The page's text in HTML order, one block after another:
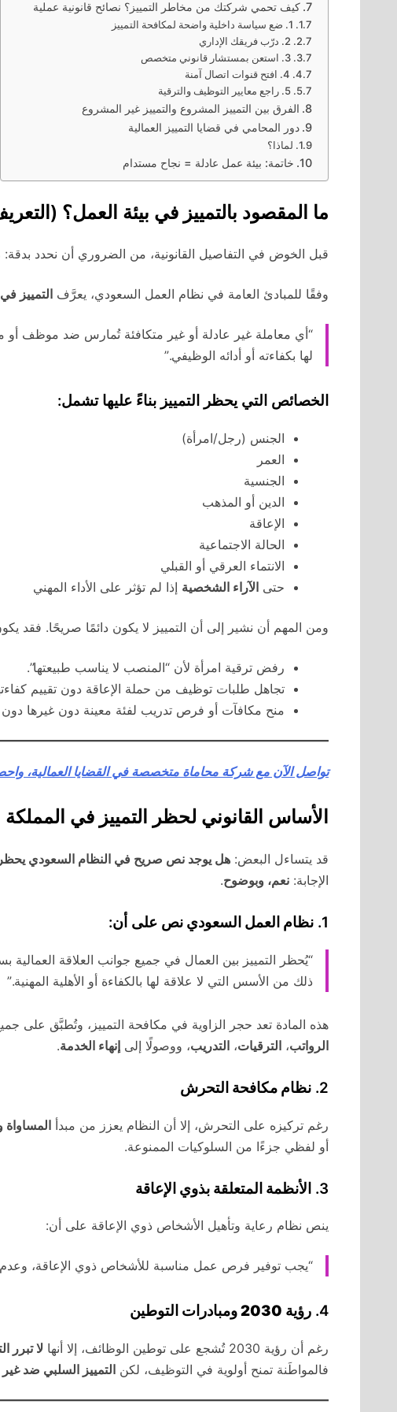
كيف تحمي شركتك من مخاطر التمييز؟ نصائح قانونية عملية
1. ضع سياسة داخلية واضحة لمكافحة التمييز
2. درّب فريقك الإداري
3. استعن بمستشار قانوني متخصص
4. افتح قنوات اتصال آمنة
5. راجع معايير التوظيف والترقية
الفرق بين التمييز المشروع والتمييز غير المشروع
دور المحامي في قضايا التمييز العمالية
لماذا؟
خاتمة: بيئة عمل عادلة = نجاح مستدام
ما المقصود بالتمييز في بيئة العمل؟
قبل الخوض في التفاصيل القانونية، من الضروري أن نحدد بدقة:
وفقًا للمبادئ العامة في نظام العمل السعودي، يعرَّف التمييز
“أي معاملة غير عادلة أو غير متكافئة تُمارس ضد موظف
لها بكفاءته أو أدائه الوظيفي.”
الخصائص التي يحظر التمييز بناءً عليها تشمل:
الجنس (رجل/امرأة)
العمر
الجنسية
الدين أو المذهب
الإعاقة
الحالة الاجتماعية
الانتماء العرقي أو القبلي
حتى الآراء الشخصية إذا لم تؤثر على الأداء المهني
ومن المهم أن نشير إلى أن التمييز لا يكون دائمًا صريحًا. فقد
رفض ترقية امرأة لأن “المنصب لا يناسب طبيعتها”.
تجاهل طلبات توظيف من حملة الإعاقة دون تقييم
منح مكافآت أو فرص تدريب لفئة معينة دون غيرها
تواصل الآن مع شركة محاماة متخصصة في القضايا العمالية،
الأساس القانوني لحظر التمييز في المملكة
قد يتساءل البعض: هل يوجد نص صريح في النظام السعودي يحظر
الإجابة: نعم، وبوضوح.
1. نظام العمل السعودي نص على أن:
“يُحظر التمييز بين العمال في جميع جوانب العلاقة العمالية
ذلك من الأسس التي لا علاقة لها بالكفاءة أو الأهلية المهنية.”
هذه المادة تعد حجر الزاوية في مكافحة التمييز، وتُطبَّق على
الرواتب، الترقيات، التدريب، ووصولًا إلى إنهاء الخدمة.
2. نظام مكافحة التحرش
رغم تركيزه على التحرش، إلا أن النظام يعزز من مبدأ
أو لفظي جزءًا من السلوكيات الممنوعة.
3. الأنظمة المتعلقة بذوي الإعاقة
ينص نظام رعاية وتأهيل الأشخاص ذوي الإعاقة على أن:
“يجب توفير فرص عمل مناسبة للأشخاص ذوي الإعاقة، وعدم
4. رؤية 2030 ومبادرات التوطين
رغم أن رؤية 2030 تُشجع على توطين الوظائف، إلا أنها لا تبرر
فالمواطَنة تمنح أولوية في التوظيف، لكن التمييز السلبي ضد